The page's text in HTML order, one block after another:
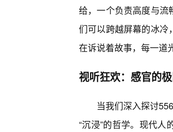
给，一个负责高度与流
们可以跨越屏幕的冰冷
在诉说着故事，每一道
视听狂欢：感官的
当我们深入探讨
“沉浸”的哲学。现代